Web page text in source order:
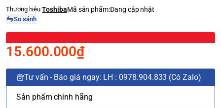
Thương hiệu:ToshibaMã sản phẩm:Đang cập nhật
So sánh
15.600.000₫
Tư vấn - Báo giá ngay: LH : 0978.904.833 (Có Zalo)
Sản phẩm chính hãng